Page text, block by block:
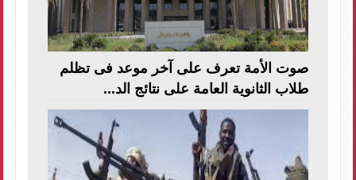
صوت الأمة تعرف على آخر موعد فى تظلم
طلاب الثانوية العامة على نتائج الد...